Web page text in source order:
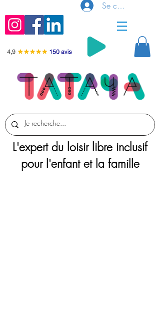
Se connecter
L'expert du loisir libre inclusif
pour l'enfant et la famille